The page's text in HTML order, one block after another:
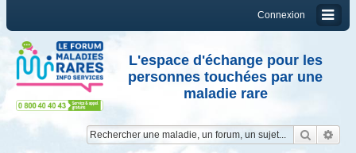
Connexion
L'espace d'échange pour les
personnes touchées par une
maladie rare